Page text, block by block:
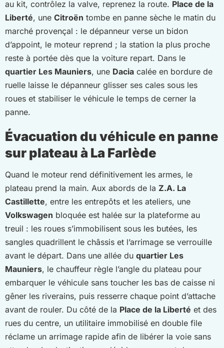
au kit, contrôlez la valve, reprenez la route. Place de la
Liberté, une Citroën tombe en panne sèche le matin du
marché provençal : le dépanneur verse un bidon
d’appoint, le moteur reprend ; la station la plus proche
reste à portée dès que la voiture repart. Dans le
quartier Les Mauniers, une Dacia calée en bordure de
ruelle laisse le dépanneur glisser ses cales sous les
roues et stabiliser le véhicule le temps de cerner la
panne.
Évacuation du véhicule en panne
sur plateau à La Farlède
Quand le moteur rend définitivement les armes, le
plateau prend la main. Aux abords de la Z.A. La
Castillette, entre les entrepôts et les ateliers, une
Volkswagen bloquée est halée sur la plateforme au
treuil : les roues s’immobilisent sous les butées, les
sangles quadrillent le châssis et l’arrimage se verrouille
avant le départ. Dans une allée du quartier Les
Mauniers, le chauffeur règle l’angle du plateau pour
embarquer le véhicule sans toucher les bas de caisse ni
gêner les riverains, puis resserre chaque point d’attache
avant de rouler. Du côté de la Place de la Liberté et des
rues du centre, un utilitaire immobilisé en double file
réclame un arrimage rapide afin de libérer la voie sans